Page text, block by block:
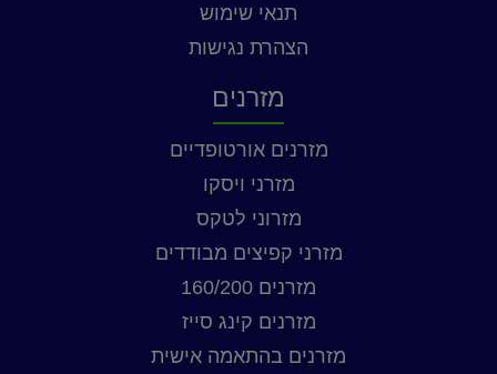
תנאי שימוש
הצהרת נגישות
מזרנים
מזרנים אורטופדיים
מזרני ויסקו
מזרוני לטקס
מזרני קפיצים מבודדים
מזרנים 160/200
מזרנים קינג סייז
מזרנים בהתאמה אישית